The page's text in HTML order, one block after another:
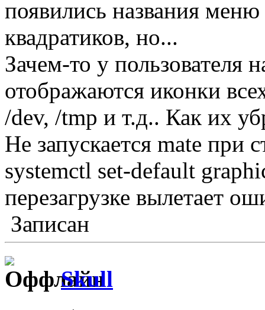
появились названия меню
квадратиков, но...
Зачем-то у пользователя
отображаются иконки
/dev, /tmp и т.д.. Как их
Не запускается mate при
systemctl set-default
перезагрузке вылетает
Записан
Skull